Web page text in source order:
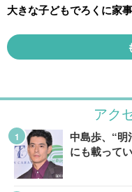
アク
中島歩、“明
にも載って